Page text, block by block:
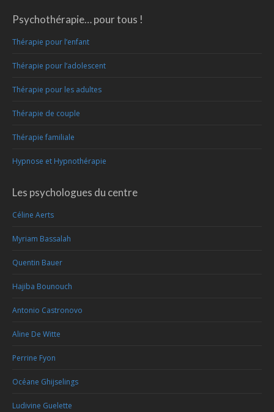
Psychothérapie… pour tous !
Thérapie pour l’enfant
Thérapie pour l’adolescent
Thérapie pour les adultes
Thérapie de couple
Thérapie familiale
Hypnose et Hypnothérapie
Les psychologues du centre
Céline Aerts
Myriam Bassalah
Quentin Bauer
Hajiba Bounouch
Antonio Castronovo
Aline De Witte
Perrine Fyon
Océane Ghijselings
Ludivine Guelette